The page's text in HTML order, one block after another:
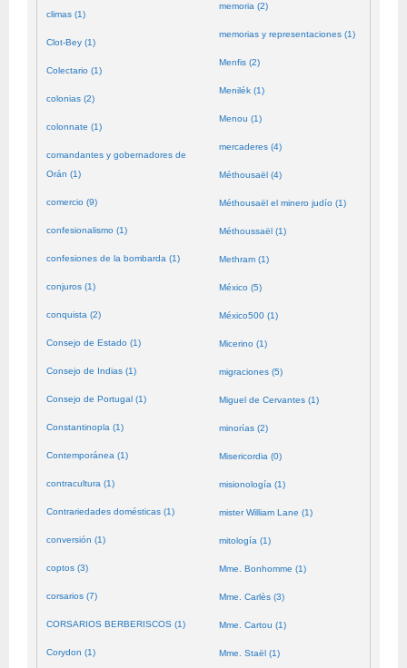
climas (1)
Clot-Bey (1)
Colectario (1)
colonias (2)
colonnate (1)
comandantes y gobernadores de
Orán (1)
comercio (9)
confesionalismo (1)
confesiones de la bombarda (1)
conjuros (1)
conquista (2)
Consejo de Estado (1)
Consejo de Indias (1)
Consejo de Portugal (1)
Constantinopla (1)
Contemporánea (1)
contracultura (1)
Contrariedades domésticas (1)
conversión (1)
coptos (3)
corsarios (7)
CORSARIOS BERBERISCOS (1)
Corydon (1)
memoria (2)
memorias y representaciones (1)
Menfis (2)
Menilék (1)
Menou (1)
mercaderes (4)
Méthousaël (4)
Méthousaël el minero judío (1)
Méthoussaël (1)
Methram (1)
México (5)
México500 (1)
Micerino (1)
migraciones (5)
Miguel de Cervantes (1)
minorías (2)
Misericordia (0)
misionología (1)
mister William Lane (1)
mitología (1)
Mme. Bonhomme (1)
Mme. Carlès (3)
Mme. Cartou (1)
Mme. Staël (1)